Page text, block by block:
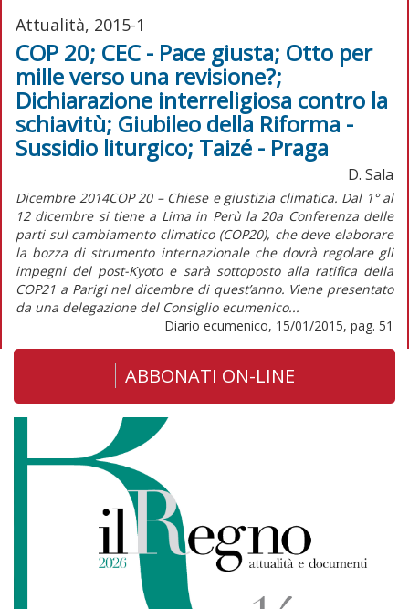
Attualità, 2015-1
COP 20; CEC - Pace giusta; Otto per
mille verso una revisione?;
Dichiarazione interreligiosa contro la
schiavitù; Giubileo della Riforma -
Sussidio liturgico; Taizé - Praga
D. Sala
Dicembre 2014COP 20 – Chiese e giustizia climatica. Dal 1° al
12 dicembre si tiene a Lima in Perù la 20a Conferenza delle
parti sul cambiamento climatico (COP20), che deve elaborare
la bozza di strumento internazionale che dovrà regolare gli
impegni del post-Kyoto e sarà sottoposto alla ratifica della
COP21 a Parigi nel dicembre di quest’anno. Viene presentato
da una delegazione del Consiglio ecumenico...
Diario ecumenico, 15/01/2015, pag. 51
ABBONATI ON-LINE